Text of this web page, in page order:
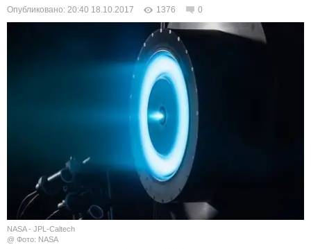
В МИРЕ
ОБЩЕСТВО
КУЛЬТУРА
НАУКА
СПОРТ
ШОУ-БИЗНЕС
АВТО И МОТО
Опубликовано: 20:40 18.10.2017 1376 0
NASA - JPL-Caltech
@ Фото: NASA